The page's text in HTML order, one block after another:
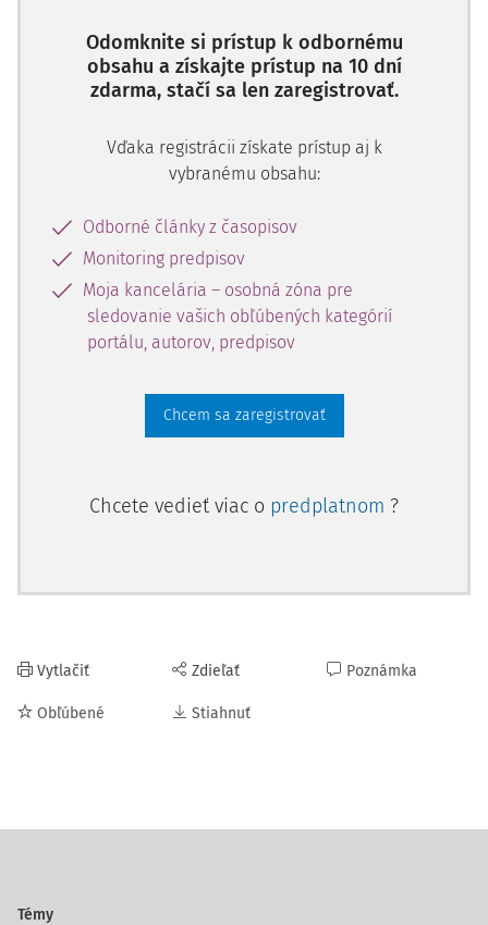
Odomknite si prístup k odbornému
obsahu a získajte prístup na 10 dní
zdarma, stačí sa len zaregistrovať.
Vďaka registrácii získate prístup aj k
vybranému obsahu:
Odborné články z časopisov
Monitoring predpisov
Moja kancelária – osobná zóna pre
sledovanie vašich obľúbených kategórií
portálu, autorov, predpisov
Chcem sa zaregistrovať
Chcete vedieť viac o predplatnom ?
Vytlačiť
Obľúbené
Zdieľať
Stiahnuť
Poznámka
Témy